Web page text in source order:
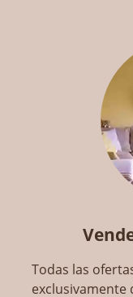
Todas las
exclusivamente